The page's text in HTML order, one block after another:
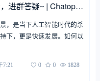
进群答疑~ | Chatoper
，是当下人工智能时代的杀
下，更是快速发展。如何以
7:21 0 0
1828